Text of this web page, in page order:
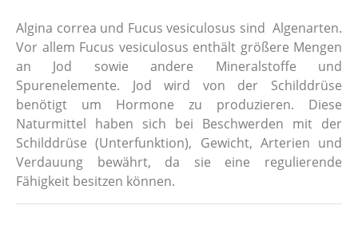
Algina correa und Fucus vesiculosus sind Algenarten.
Vor allem Fucus vesiculosus enthält größere Mengen
an Jod sowie andere Mineralstoffe und
Spurenelemente. Jod wird von der Schilddrüse
benötigt um Hormone zu produzieren. Diese
Naturmittel haben sich bei Beschwerden mit der
Schilddrüse (Unterfunktion), Gewicht, Arterien und
Verdauung bewährt, da sie eine regulierende
Fähigkeit besitzen können.